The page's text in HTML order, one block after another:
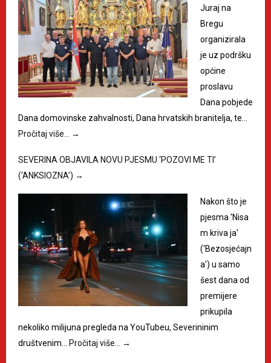
Juraj na
Bregu
organizirala
je uz podršku
općine
proslavu
Dana pobjede
Dana domovinske zahvalnosti, Dana hrvatskih branitelja, te…
Pročitaj više… →
SEVERINA OBJAVILA NOVU PJESMU ‘POZOVI ME TI’
(‘ANKSIOZNA’) →
Nakon što je
pjesma 'Nisa
m kriva ja'
('Bezosjećajn
a') u samo
šest dana od
premijere
prikupila
nekoliko milijuna pregleda na YouTubeu, Severininim
društvenim… Pročitaj više… →